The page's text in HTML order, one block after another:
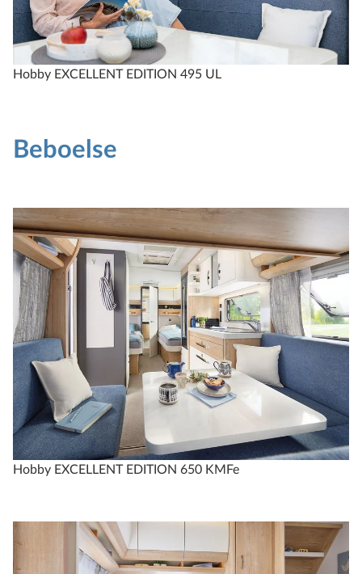
fra 263.950 kr.
Konfigurer
EXCELLENT EDITION
540 UL
fra 274.950 kr.
Sammenlign
Hobby EXCELLENT EDITION 495 UL
Beboelse
Hobby EXCELLENT EDITION 650 KMFe